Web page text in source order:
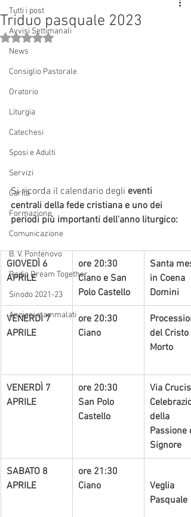
Tutti i post
Avvisi Settimanali
News
Consiglio Pastorale
Oratorio
Liturgia
Catechesi
Sposi e Adulti
Servizi
Carità
Formazione
Comunicazione
B. V. Pontenovo
Radio Dream Together
Sinodo 2021-23
Anziani e ammalati
Triduo pasquale 2023
Valutazione NaN stelle su 5.
Si ricorda il calendario degli eventi
centrali della fede cristiana e uno dei
periodi più importanti dell'anno liturgico:
GIOVEDÌ 6
APRILE
ore 20:30
Ciano e San
Polo Castello
Santa
in Coena
Domini
VENERDÌ 7
APRILE
ore 20:30
Ciano
del Cristo
Morto
VENERDÌ 7
APRILE
ore 20:30
San Polo
Castello
Via Crucis
della
Passione
Signore
​SABATO 8
APRILE
ore 21:30
Ciano
Veglia
Pasquale